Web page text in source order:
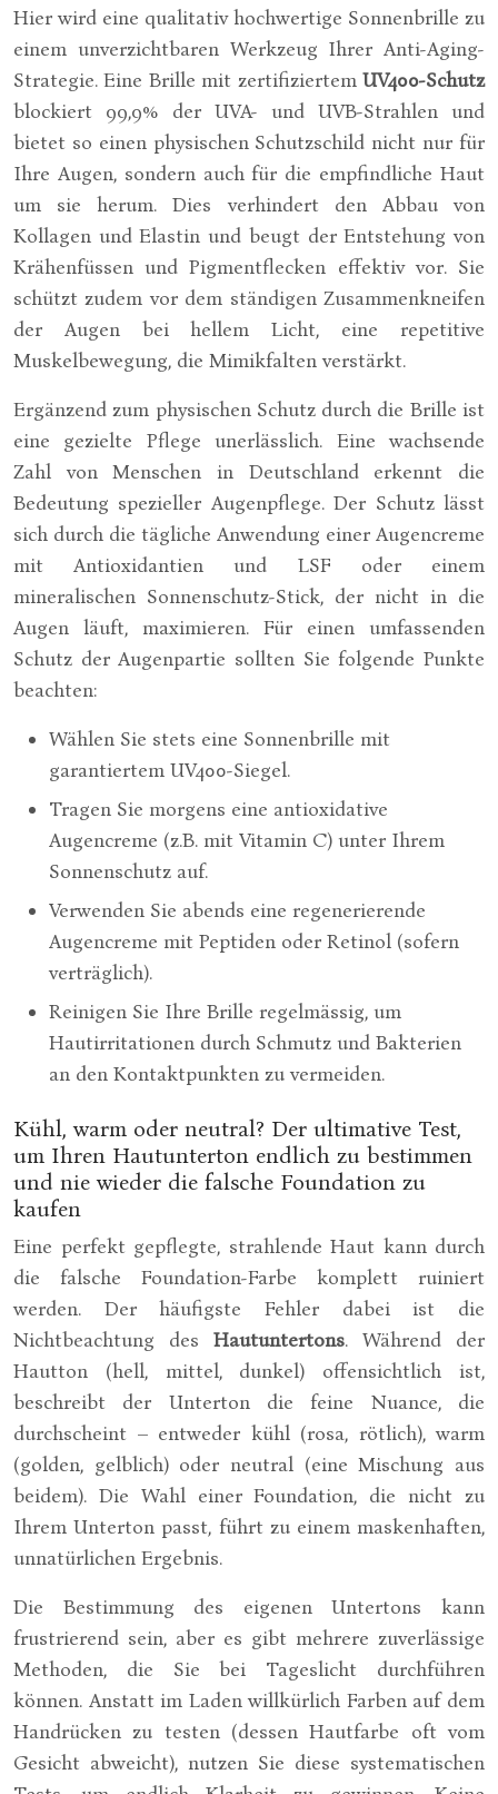
Hier wird eine qualitativ hochwertige Sonnenbrille zu
einem unverzichtbaren Werkzeug Ihrer Anti-Aging-
Strategie. Eine Brille mit zertifiziertem UV400-Schutz
blockiert 99,9% der UVA- und UVB-Strahlen und
bietet so einen physischen Schutzschild nicht nur für
Ihre Augen, sondern auch für die empfindliche Haut
um sie herum. Dies verhindert den Abbau von
Kollagen und Elastin und beugt der Entstehung von
Krähenfüssen und Pigmentflecken effektiv vor. Sie
schützt zudem vor dem ständigen Zusammenkneifen
der Augen bei hellem Licht, eine repetitive
Muskelbewegung, die Mimikfalten verstärkt.
Ergänzend zum physischen Schutz durch die Brille ist
eine gezielte Pflege unerlässlich. Eine wachsende
Zahl von Menschen in Deutschland erkennt die
Bedeutung spezieller Augenpflege. Der Schutz lässt
sich durch die tägliche Anwendung einer Augencreme
mit Antioxidantien und LSF oder einem
mineralischen Sonnenschutz-Stick, der nicht in die
Augen läuft, maximieren. Für einen umfassenden
Schutz der Augenpartie sollten Sie folgende Punkte
beachten:
Wählen Sie stets eine Sonnenbrille mit
garantiertem UV400-Siegel.
Tragen Sie morgens eine antioxidative
Augencreme (z.B. mit Vitamin C) unter Ihrem
Sonnenschutz auf.
Verwenden Sie abends eine regenerierende
Augencreme mit Peptiden oder Retinol (sofern
verträglich).
Reinigen Sie Ihre Brille regelmässig, um
Hautirritationen durch Schmutz und Bakterien
an den Kontaktpunkten zu vermeiden.
Kühl, warm oder neutral? Der ultimative Test,
um Ihren Hautunterton endlich zu bestimmen
und nie wieder die falsche Foundation zu
kaufen
Eine perfekt gepflegte, strahlende Haut kann durch
die falsche Foundation-Farbe komplett ruiniert
werden. Der häufigste Fehler dabei ist die
Nichtbeachtung des Hautuntertons. Während der
Hautton (hell, mittel, dunkel) offensichtlich ist,
beschreibt der Unterton die feine Nuance, die
durchscheint – entweder kühl (rosa, rötlich), warm
(golden, gelblich) oder neutral (eine Mischung aus
beidem). Die Wahl einer Foundation, die nicht zu
Ihrem Unterton passt, führt zu einem maskenhaften,
unnatürlichen Ergebnis.
Die Bestimmung des eigenen Untertons kann
frustrierend sein, aber es gibt mehrere zuverlässige
Methoden, die Sie bei Tageslicht durchführen
können. Anstatt im Laden willkürlich Farben auf dem
Handrücken zu testen (dessen Hautfarbe oft vom
Gesicht abweicht), nutzen Sie diese systematischen